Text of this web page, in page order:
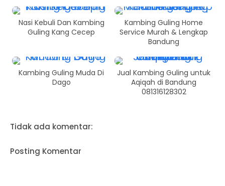
Nasi Kebuli Dan Kambing
Guling Kang Cecep
Kambing Guling Home
Service Murah & Lengkap
Bandung
Kambing Guling Muda Di
Dago
Jual Kambing Guling untuk
Aqiqah di Bandung
081316128302
Tidak ada komentar:
Posting Komentar